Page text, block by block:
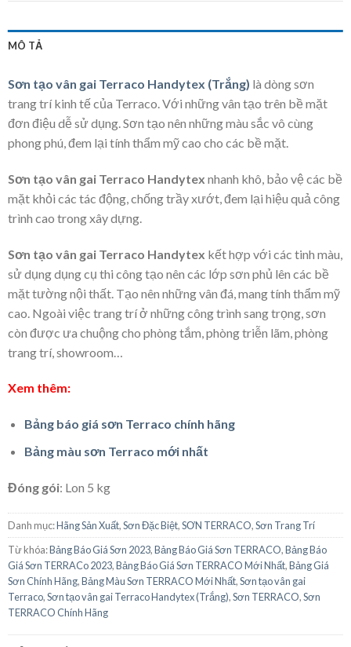
MÔ TẢ
Sơn tạo vân gai Terraco Handytex (Trắng) là dòng sơn
trang trí kinh tế của Terraco. Với những vân tạo trên bề mặt
đơn điệu dễ sử dụng. Sơn tạo nên những màu sắc vô cùng
phong phú, đem lại tính thẩm mỹ cao cho các bề mặt.
Sơn tạo vân gai Terraco Handytex nhanh khô, bảo vệ các bề
mặt khỏi các tác động, chống trầy xướt, đem lại hiệu quả công
trình cao trong xây dựng.
Sơn tạo vân gai Terraco Handytex kết hợp với các tinh màu,
sử dụng dụng cụ thi công tạo nên các lớp sơn phủ lên các bề
mặt tường nội thất. Tạo nên những vân đá, mang tính thẩm mỹ
cao. Ngoài việc trang trí ở những công trình sang trọng, sơn
còn được ưa chuộng cho phòng tắm, phòng triễn lãm, phòng
trang trí, showroom…
Xem thêm:
Bảng báo giá sơn Terraco chính hãng
Bảng màu sơn Terraco mới nhất
Đóng gói: Lon 5 kg
Danh mục:Hãng Sản Xuất,Sơn Đặc Biệt,SƠN TERRACO,Sơn Trang Trí
Từ khóa:Bảng Báo Giá Sơn 2023,Bảng Báo Giá Sơn TERRACO,Bảng Báo
Giá Sơn TERRACo 2023,Bảng Báo Giá Sơn TERRACO Mới Nhất,Bảng Giá
Sơn Chính Hãng,Bảng Màu Sơn TERRACO Mới Nhất,Sơn tạo vân gai
Terraco,Sơn tạo vân gai Terraco Handytex (Trắng),Sơn TERRACO,Sơn
TERRACO Chính Hãng